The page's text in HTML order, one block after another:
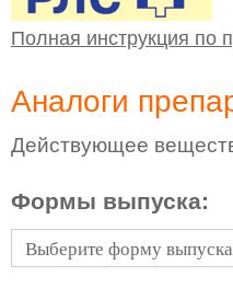
Полная инструкция
Аналоги
Действующее
Формы выпуска:
Выберите форму выпуска